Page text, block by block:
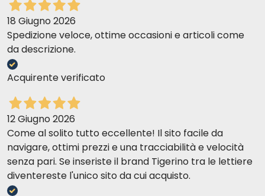
18 Giugno 2026
Spedizione veloce, ottime occasioni e articoli come
da descrizione.
Acquirente verificato
12 Giugno 2026
Come al solito tutto eccellente! Il sito facile da
navigare, ottimi prezzi e una tracciabilità e velocità
senza pari. Se inseriste il brand Tigerino tra le lettiere
diventereste l'unico sito da cui acquisto.